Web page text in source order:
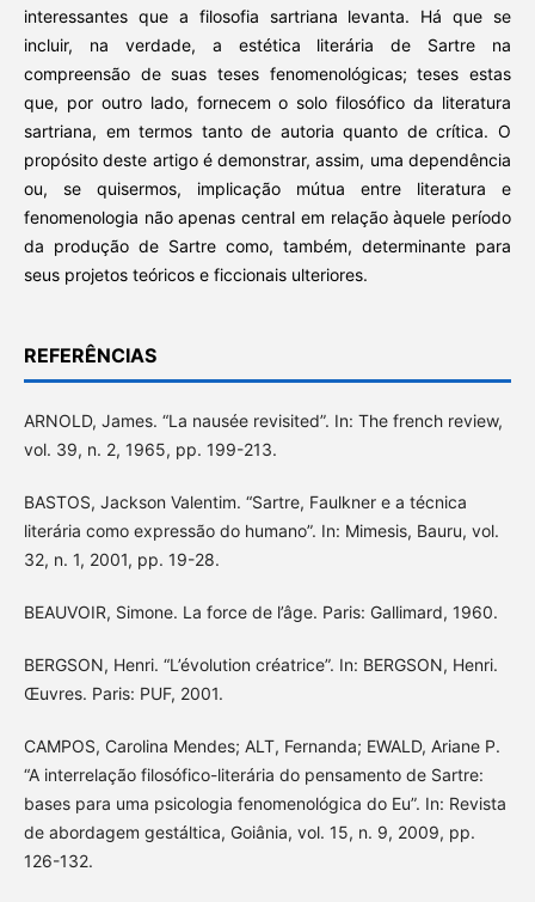
interessantes que a filosofia sartriana levanta. Há que se
incluir, na verdade, a estética literária de Sartre na
compreensão de suas teses fenomenológicas; teses estas
que, por outro lado, fornecem o solo filosófico da literatura
sartriana, em termos tanto de autoria quanto de crítica. O
propósito deste artigo é demonstrar, assim, uma dependência
ou, se quisermos, implicação mútua entre literatura e
fenomenologia não apenas central em relação àquele período
da produção de Sartre como, também, determinante para
seus projetos teóricos e ficcionais ulteriores.
REFERÊNCIAS
ARNOLD, James. “La nausée revisited”. In: The french review,
vol. 39, n. 2, 1965, pp. 199-213.
BASTOS, Jackson Valentim. “Sartre, Faulkner e a técnica
literária como expressão do humano”. In: Mimesis, Bauru, vol.
32, n. 1, 2001, pp. 19-28.
BEAUVOIR, Simone. La force de l’âge. Paris: Gallimard, 1960.
BERGSON, Henri. “L’évolution créatrice”. In: BERGSON, Henri.
Œuvres. Paris: PUF, 2001.
CAMPOS, Carolina Mendes; ALT, Fernanda; EWALD, Ariane P.
“A interrelação filosófico-literária do pensamento de Sartre:
bases para uma psicologia fenomenológica do Eu”. In: Revista
de abordagem gestáltica, Goiânia, vol. 15, n. 9, 2009, pp.
126-132.